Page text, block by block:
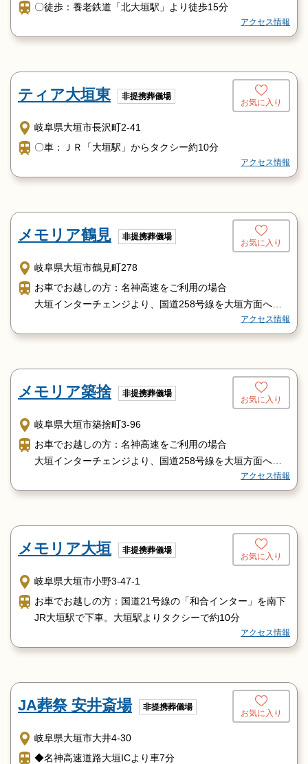
〇徒歩：養老鉄道「北大垣駅」より徒歩15分
アクセス情報
ティア大垣東 非提携葬儀場
お気に入り
岐阜県大垣市長沢町2-41
〇車：ＪＲ「大垣駅」からタクシー約10分
アクセス情報
メモリア鶴見 非提携葬儀場
お気に入り
岐阜県大垣市鶴見町278
お車でお越しの方：名神高速をご利用の場合
大垣インターチェンジより、国道258号線を大垣方面へ
鉄道でお越しの方：JR東海道本線「大垣駅」下車の場合：
アクセス情報
メモリア築捨 非提携葬儀場
お気に入り
岐阜県大垣市築捨町3-96
お車でお越しの方：名神高速をご利用の場合
大垣インターチェンジより、国道258号線を大垣方面へ
鉄道でお越しの方：養老鉄道養老線「美濃青柳駅」下車の
アクセス情報
メモリア大垣 非提携葬儀場
お気に入り
岐阜県大垣市小野3-47-1
お車でお越しの方：国道21号線の「和合インター」を南下
JR大垣駅で下車。大垣駅よりタクシーで約10分
アクセス情報
JA葬祭 安井斎場 非提携葬儀場
お気に入り
岐阜県大垣市大井4-30
◆名神高速道路大垣ICより車7分